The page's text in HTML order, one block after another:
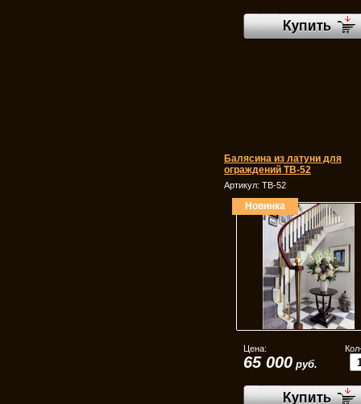
Балясина из латуни для
ограждений ТВ-52
Артикул: ТВ-52
Новинка
Цена:
65 000 руб.